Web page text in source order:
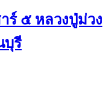
ร์ ๕ หลวงปู่ม่วง
บุรี